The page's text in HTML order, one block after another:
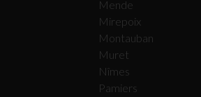
Mende
Mirepoix
Montauban
Muret
Nîmes
Pamiers